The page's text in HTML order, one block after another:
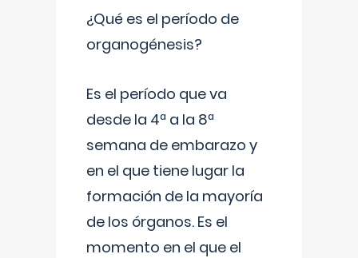
¿Qué es el período de
organogénesis?
Es el período que va
desde la 4ª a la 8ª
semana de embarazo y
en el que tiene lugar la
formación de la mayoría
de los órganos. Es el
momento en el que el